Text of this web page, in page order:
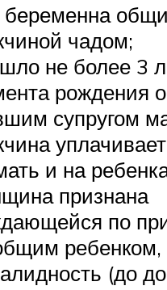
беременна
чадом;
не более 3
рождения
супругом
и на
признана
по
(до